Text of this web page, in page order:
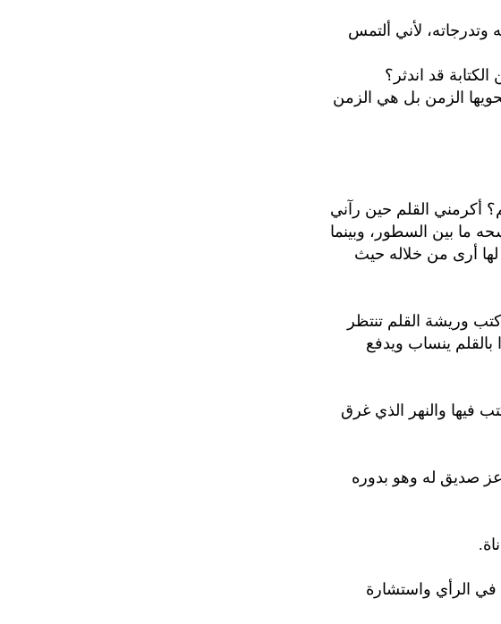
لأني ألتمس
قد اندثر؟
الزمن بل هي الزمن
أكرمني القلم حين رآني
ما بين السطور، وبينما
لها أرى من خلاله حيث
وريشة القلم تنتظر
ينساب ويدفع
فيها والنهر الذي غرق
أعز صديق له وهو بدوره
في الرأي واستشارة